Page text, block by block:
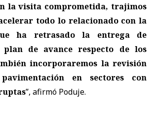
la visita comprometida, trajimos
todo lo relacionado con la
ha retrasado la entrega de
plan de avance respecto de los
incorporaremos la revisión
en sectores con
”, afirmó Poduje.